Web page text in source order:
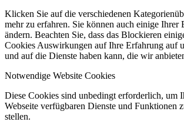
Klicken Sie auf die verschiedenen
mehr zu erfahren. Sie können auch einige Ihrer
ändern. Beachten Sie, dass das Blockieren
Cookies Auswirkungen auf Ihre Erfahrung auf
und auf die Dienste haben kann, die wir
Notwendige Website Cookies
Diese Cookies sind unbedingt erforderlich, um
Webseite verfügbaren Dienste und Funktionen
stellen.